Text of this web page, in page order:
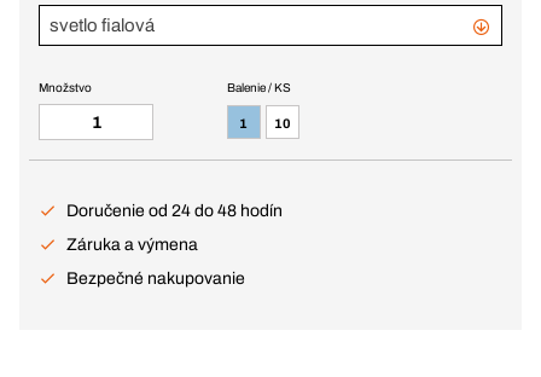
svetlo fialová
Balenie / KS
1 10
Množstvo
Doručenie od 24 do 48 hodín
Záruka a výmena
Bezpečné nakupovanie